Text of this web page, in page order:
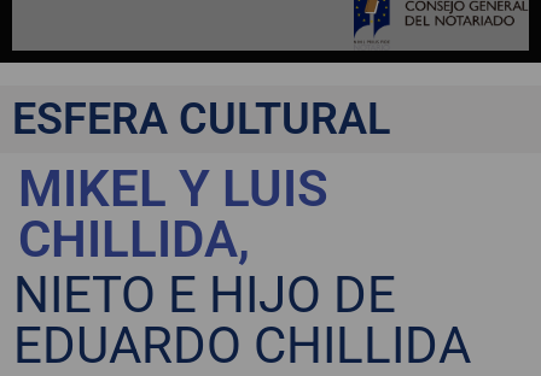
ESFERA CULTURAL
MIKEL Y LUIS
CHILLIDA,
NIETO E HIJO DE
EDUARDO CHILLIDA